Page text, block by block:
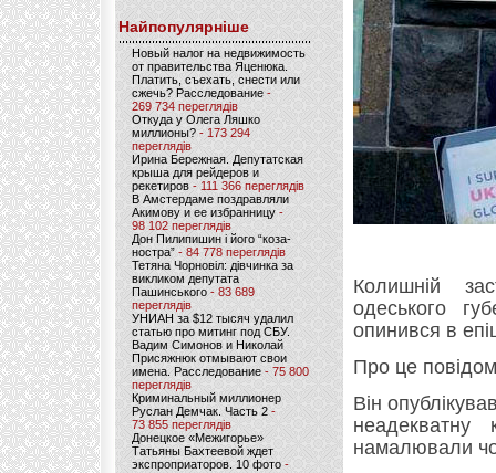
Найпопулярніше
Новый налог на недвижимость
от правительства Яценюка.
Платить, съехать, снести или
сжечь? Расследование-
269 734 переглядів
Откуда у Олега Ляшко
миллионы? - 173 294
переглядів
Ирина Бережная. Депутатская
крыша для рейдеров и
рекетиров - 111 366 переглядів
В Амстердаме поздравляли
Акимову и ее избранницу -
98 102 переглядів
Дон Пилипишин і його “коза-
ностра” - 84 778 переглядів
Тетяна Чорновіл: дівчинка за
викликом депутата
Пашинського- 83 689
переглядів
УНИАН за $12 тысяч удалил
статью про митинг под СБУ.
Вадим Симонов и Николай
Присяжнюк отмывают свои
имена. Расследование - 75 800
переглядів
Криминальный миллионер
Руслан Демчак. Часть 2-
73 855 переглядів
Донецкое «Межигорье»
Татьяны Бахтеевой ждет
экспроприаторов. 10 фото -
Колишній
одеського
опинився в
Про це
Він
неадекватну
намалювали